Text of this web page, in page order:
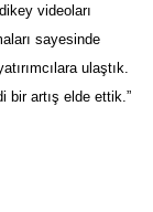
videoları
sayesinde
ulaştık.
bir artış elde ettik.”